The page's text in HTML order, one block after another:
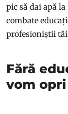
pic să dai apă
combate
profesioniștii
Fără
vom